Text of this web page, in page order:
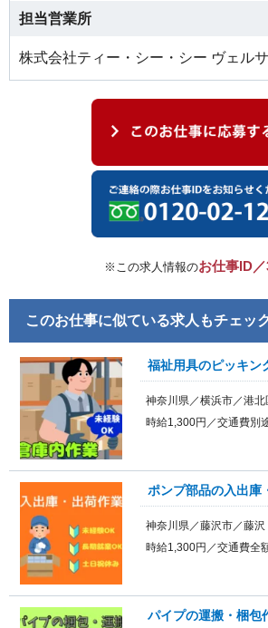
担当営業所
株式会社ティー・シー・シー ヴェル
※この求人情報のお仕事ID／
このお仕事に似ている求人もチェッ
福祉用具のピッキン
神奈川県／横浜市／港
時給1,300円／交通費別
ポンプ部品の入出庫
神奈川県／藤沢市／藤沢
時給1,300円／交通費全
パイプの運搬・梱包